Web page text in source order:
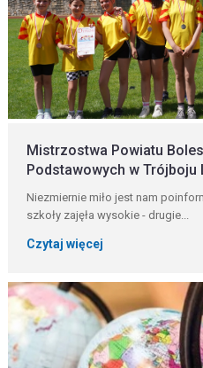
Mistrzostwa Powiatu
Podstawowych w Trójboju
Niezmiernie miło jest nam
szkoły zajęła wysokie - drugie...
Czytaj więcej